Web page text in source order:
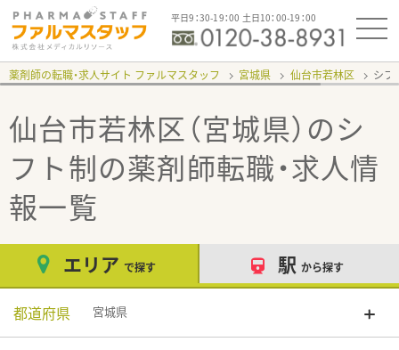
平日9：30-19：00 土日10：00-19：00
薬剤師の転職・求人サイト ファルマスタッフ 宮城県 仙台市若林区 シ
仙台市若林区（宮城県）のシ
フト制の薬剤師転職・求人情
報一覧
エリア で探す 駅 から探す
都道府県 宮城県